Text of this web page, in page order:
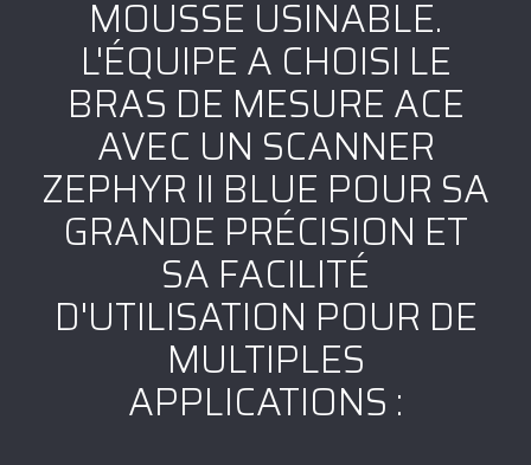
MOUSSE USINABLE.
L'ÉQUIPE A CHOISI LE
BRAS DE MESURE ACE
AVEC UN SCANNER
ZEPHYR II BLUE POUR SA
GRANDE PRÉCISION ET
SA FACILITÉ
D'UTILISATION POUR DE
MULTIPLES
APPLICATIONS :